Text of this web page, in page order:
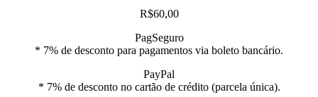
R$60,00
PagSeguro
* 7% de desconto para pagamentos via boleto bancário.
PayPal
* 7% de desconto no cartãode crédito (parcela única).